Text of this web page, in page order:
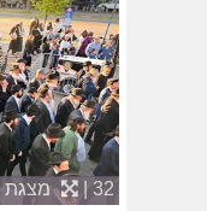
32 | מצגת